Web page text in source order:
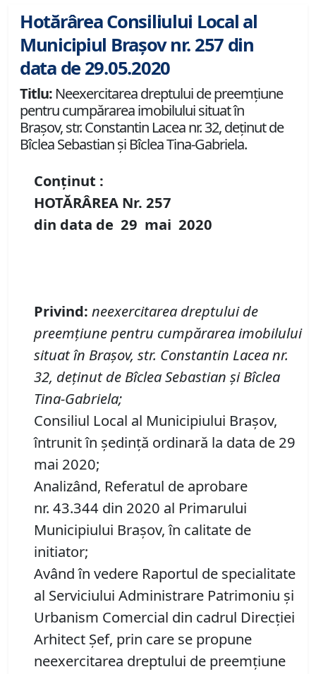
Hotărârea Consiliului Local al
Municipiul Brașov nr. 257 din
data de 29.05.2020
Titlu: Neexercitarea dreptului de preemţiune
pentru cumpărarea imobilului situat în
Braşov, str. Constantin Lacea nr. 32, deţinut de
Bîclea Sebastian şi Bîclea Tina-Gabriela.
Conținut :
HOTĂRÂREA Nr. 257
din data de 29 mai 2020
Privind: neexercitarea dreptului de
preemţiune pentru cumpărarea imobilului
situat în Braşov, str. Constantin Lacea nr.
32, deţinut de Bîclea Sebastian şi Bîclea
Tina-Gabriela;
Consiliul Local al Municipiului Brașov,
întrunit în ședință ordinară la data de 29
mai 2020;
Analizând, Referatul de aprobare
nr. 43.344 din 2020 al Primarului
Municipiului Braşov, în calitate de
initiator;
Având în vedere Raportul de specialitate
al Serviciului Administrare Patrimoniu şi
Urbanism Comercial din cadrul Direcției
Arhitect Șef, prin care se propune
neexercitarea dreptului de preemţiune